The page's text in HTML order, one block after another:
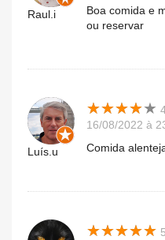
Raul.i
Boa comida e
ou reservar
Luís.u
★★★★★
★★★★★
16/08/2022 à
Comida
★★★★★
★★★★★